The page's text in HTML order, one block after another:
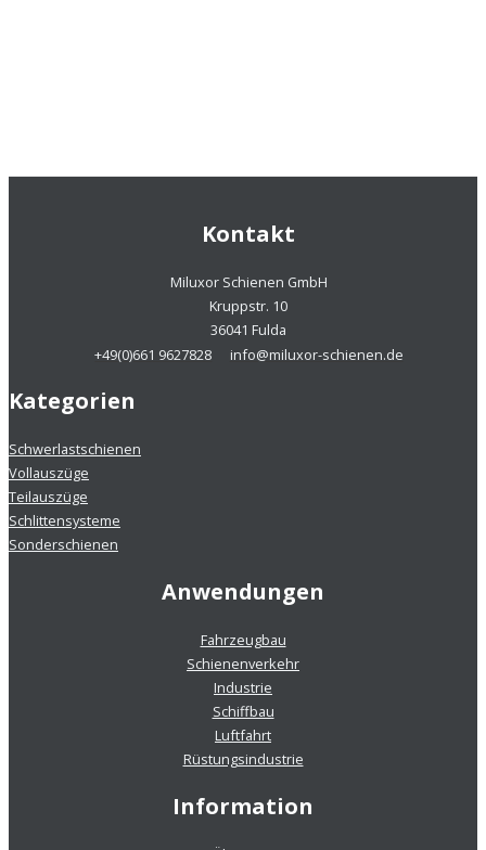
Kontakt
Miluxor Schienen GmbH
Kruppstr. 10
36041 Fulda
+49(0)661 9627828
info@miluxor-schienen.de
Kategorien
Schwerlastschienen
Vollauszüge
Teilauszüge
Schlittensysteme
Sonderschienen
Anwendungen
Fahrzeugbau
Schienenverkehr
Industrie
Schiffbau
Luftfahrt
Rüstungsindustrie
Information